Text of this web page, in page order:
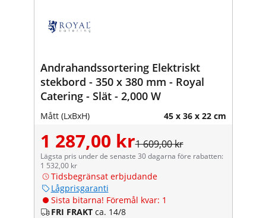
Andrahandssortering Elektriskt
stekbord - 350 x 380 mm - Royal
Catering - Slät - 2,000 W
Mått (LxBxH) 45 x 36 x 22 cm
1 287,00 kr1 609,00 kr
Lägsta pris under de senaste 30 dagarna före rabatten:
1 532,00 kr
Tidsbegränsat erbjudande
Lågprisgaranti
Sista bitarna! Föremål kvar: 1
FRI FRAKT ca. 14/8